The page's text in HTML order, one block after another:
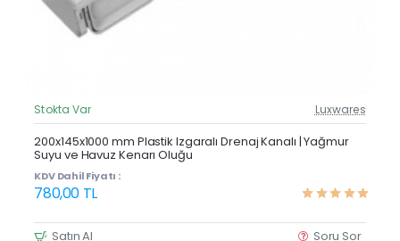
Güncel Fiyat
Çok Satan
Stokta Var Luxwares
200x145x1000 mm Plastik Izgaralı Drenaj Kanalı | Yağmur
Suyu ve Havuz Kenarı Oluğu
KDV Dahil Fiyatı :
780,00 TL
Satın Al Soru Sor